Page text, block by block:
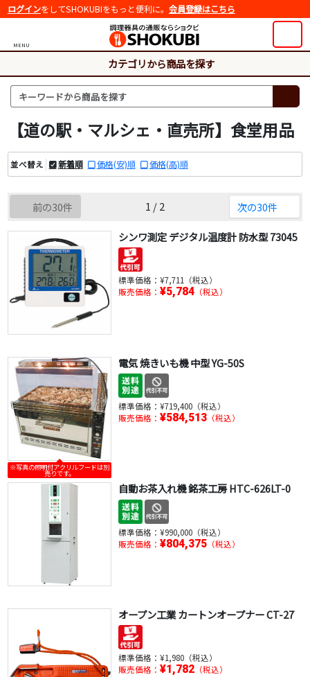
ログインをしてSHOKUBIをもっと便利に。 会員登録はこちら
MENU
カテゴリから商品を探す
【道の駅・マルシェ・直売所】食堂用品
並べ替え 新着順 価格(安)順 価格(高)順
前の30件 1 / 2 次の30件
シンワ測定 デジタル温度計 防水型 73045
標準価格： ¥7,711（税込）
販売価格： ¥5,784（税込）
※写真の照明付アクリルフードは別
売りです。
電気 焼きいも機 中型 YG-50S
標準価格： ¥719,400（税込）
販売価格： ¥584,513（税込）
自動お茶入れ機 銘茶工房 HTC-626LT-0
標準価格： ¥990,000（税込）
販売価格： ¥804,375（税込）
オープン工業 カートンオープナー CT-27
標準価格： ¥1,980（税込）
販売価格： ¥1,782（税込）